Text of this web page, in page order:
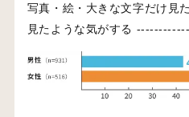
写真・絵・大きな文字だけ見
見たような気がする